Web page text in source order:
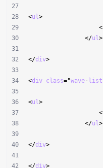
<ul>
                    <
                </
ul>
</div>
<div class="wave- list
<ul>
                    <
                </
ul>
</div>
</div>